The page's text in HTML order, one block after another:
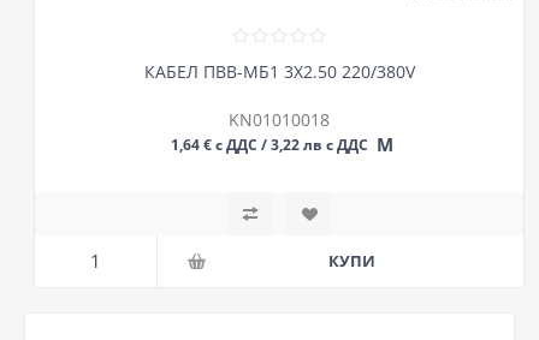
КАБЕЛ ПВВ-МБ1 3Х2.50 220/380V
KN01010018
1,64 € с ДДС / 3,22 лв с ДДС М